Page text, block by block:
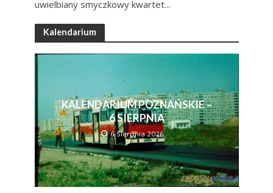
uwielbiany smyczkowy kwartet...
Kalendarium
KALENDARIUM POZNAŃSKIE –
6 SIERPNIA
6 Sierpnia 2026